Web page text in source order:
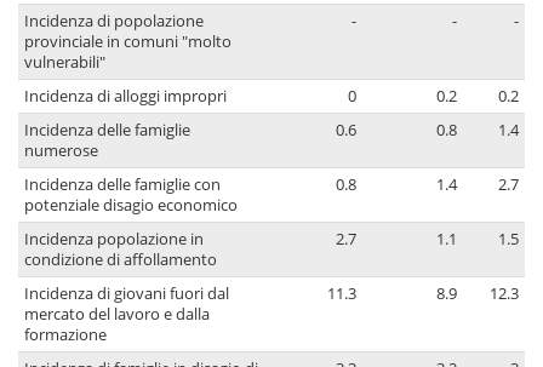
Incidenza di popolazione
provinciale in comuni "molto
vulnerabili"
- - -
Incidenza di alloggi impropri 0 0.2
0.2
Incidenza delle famiglie
numerose
0.6 0.8 1.4
Incidenza delle famiglie con
potenziale disagio economico
0.8 1.4 2.7
Incidenza popolazione in
condizione di affollamento
2.7 1.1 1.5
Incidenza di giovani fuori dal
mercato del lavoro e dalla
formazione
11.3 8.9 12.3